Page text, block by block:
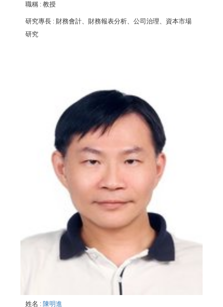
職稱 : 教授
研究專長 : 財務會計、財務報表分析、公司治理、資本市場
研究
姓名 : 陳明進